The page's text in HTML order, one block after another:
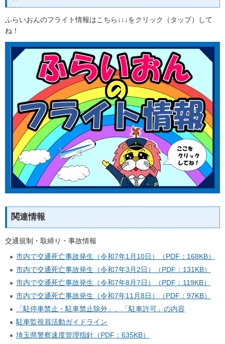
ふらいおんのフライト情報はこちら↓↓↓をクリック（タップ）して
ね！
関連情報
交通規制・取締り・事故情報
市内で交通死亡事故発生（令和7年1月10日）（PDF：168KB）
市内で交通死亡事故発生（令和7年3月2日）（PDF：131KB）
市内で交通死亡事故発生（令和7年8月7日）（PDF：119KB）
市内で交通死亡事故発生（令和7年11月8日）（PDF：97KB）
「駐停車禁止・駐車禁止除外」、「駐車許可」の内容
駐車監視員活動ガイドライン
埼玉県警察速度管理指針（PDF：635KB）